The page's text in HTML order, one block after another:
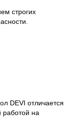
строгих
DEVI отличается
работой на